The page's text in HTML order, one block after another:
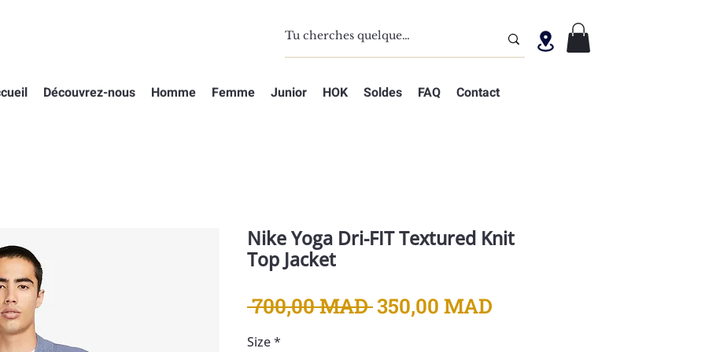
Découvrez-nous Homme Femme Junior HOK Soldes FAQ Contact
Nike Yoga Dri-FIT Textured Knit
Top Jacket
700,00 MAD Prix
350,00 MAD
Size*